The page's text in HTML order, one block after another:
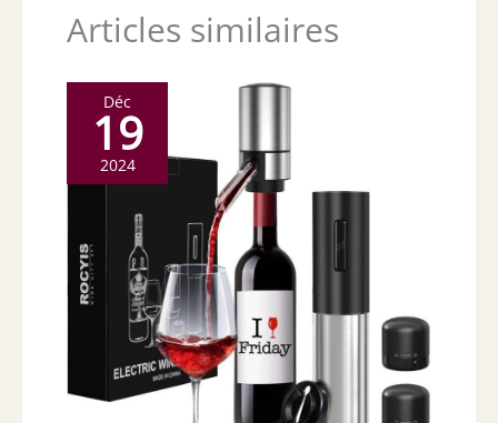
Articles similaires
Déc
19
2024